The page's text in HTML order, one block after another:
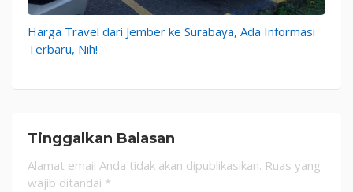
Harga Travel dari Jember ke Surabaya, Ada Informasi
Terbaru, Nih!
Tinggalkan Balasan
Alamat email Anda tidak akan dipublikasikan. Ruas yang
wajib ditandai *